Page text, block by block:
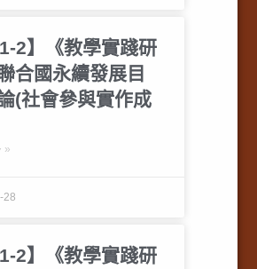
2】《教學實踐研
合國永續發展目
(社會參與實作成
»
28
2】《教學實踐研